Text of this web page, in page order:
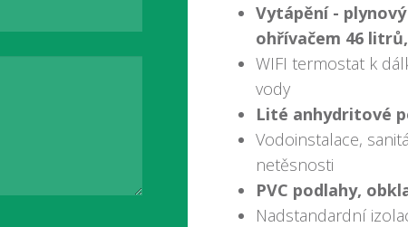
Vytápění -
ohřívačem 46
WIFI termostat k
vody
Lité anhydritové
Vodoinstalace,
netěsnosti
PVC podlahy,
Nadstandardní